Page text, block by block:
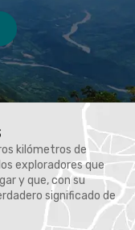
kilómetros de
exploradores que
y que, con su
significado de